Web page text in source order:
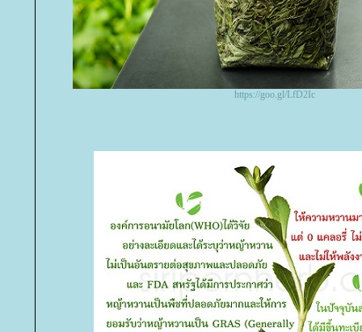
https://goo.gl/LfD2Ic